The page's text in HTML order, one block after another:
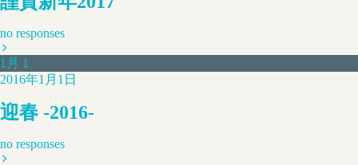
no responses
1月 1
2016年1月1日
迎春 -2016-
no responses